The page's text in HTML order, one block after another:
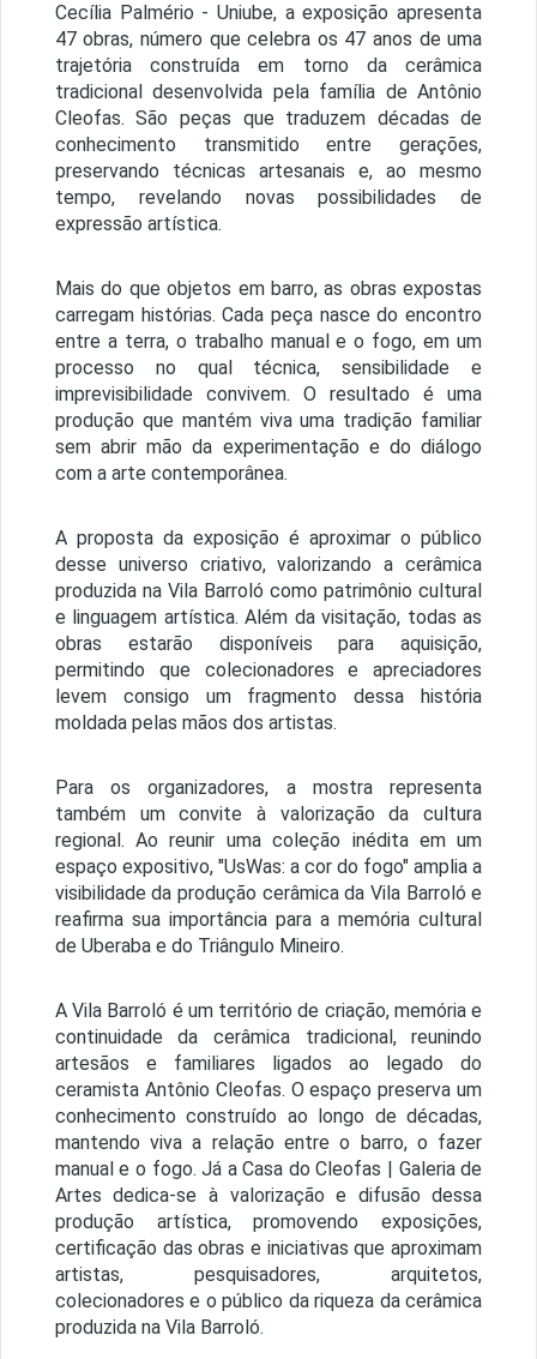
Cecília Palmério - Uniube, a exposição apresenta
47 obras, número que celebra os 47 anos de uma
trajetória construída em torno da cerâmica
tradicional desenvolvida pela família de Antônio
Cleofas. São peças que traduzem décadas de
conhecimento transmitido entre gerações,
preservando técnicas artesanais e, ao mesmo
tempo, revelando novas possibilidades de
expressão artística.
Mais do que objetos em barro, as obras expostas
carregam histórias. Cada peça nasce do encontro
entre a terra, o trabalho manual e o fogo, em um
processo no qual técnica, sensibilidade e
imprevisibilidade convivem. O resultado é uma
produção que mantém viva uma tradição familiar
sem abrir mão da experimentação e do diálogo
com a arte contemporânea.
A proposta da exposição é aproximar o público
desse universo criativo, valorizando a cerâmica
produzida na Vila Barroló como patrimônio cultural
e linguagem artística. Além da visitação, todas as
obras estarão disponíveis para aquisição,
permitindo que colecionadores e apreciadores
levem consigo um fragmento dessa história
moldada pelas mãos dos artistas.
Para os organizadores, a mostra representa
também um convite à valorização da cultura
regional. Ao reunir uma coleção inédita em um
espaço expositivo, "UsWas: a cor do fogo" amplia a
visibilidade da produção cerâmica da Vila Barroló e
reafirma sua importância para a memória cultural
de Uberaba e do Triângulo Mineiro.
A Vila Barroló é um território de criação, memória e
continuidade da cerâmica tradicional, reunindo
artesãos e familiares ligados ao legado do
ceramista Antônio Cleofas. O espaço preserva um
conhecimento construído ao longo de décadas,
mantendo viva a relação entre o barro, o fazer
manual e o fogo. Já a Casa do Cleofas | Galeria de
Artes dedica-se à valorização e difusão dessa
produção artística, promovendo exposições,
certificação das obras e iniciativas que aproximam
artistas, pesquisadores, arquitetos,
colecionadores e o público da riqueza da cerâmica
produzida na Vila Barroló.